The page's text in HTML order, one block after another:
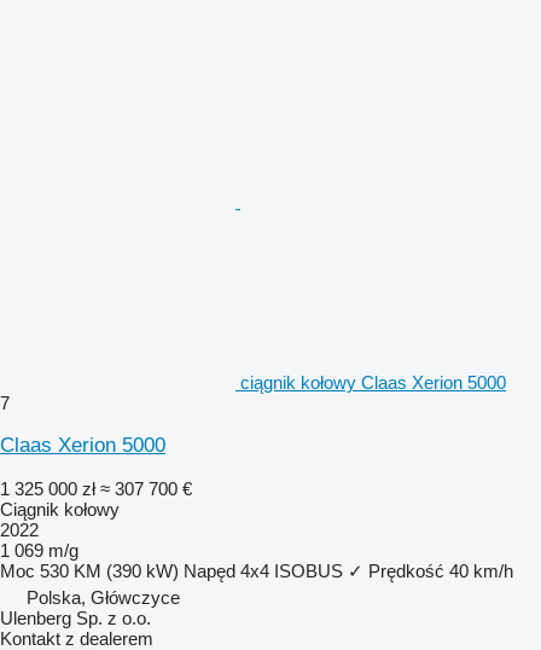
ciągnik kołowy Claas Xerion 5000
7
Claas Xerion 5000
1 325 000 zł ≈ 307 700 €
Ciągnik kołowy
2022
1 069 m/g
Moc 530 KM (390 kW) Napęd 4x4 ISOBUS ✓ Prędkość 40 km/h
Polska, Główczyce
Ulenberg Sp. z o.o.
Kontakt z dealerem